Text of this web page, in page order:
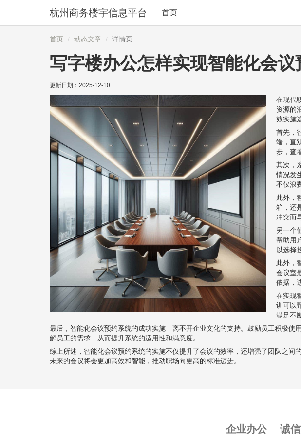
杭州商务楼宇信息平台 首页
首页 动态文章 详情页
写字楼办公怎样实现智能化会
更新日期： 2025-12-10
在现代
资源的
效实施
首先，
端，直
步，查
其次，
情况发
不仅浪
此外，
箱，还
冲突而
另一个
帮助用
以选择
此外，
会议室
依据，
在实现
训可以
满足不
最后，智能化会议预约系统的成功实施，离不开企业文化的支持。鼓励员工积极
解员工的需求，从而提升系统的适用性和满意度。
综上所述，智能化会议预约系统的实施不仅提升了会议的效率，还增强了团队之
未来的会议将会更加高效和智能，推动职场向更高的标准迈进。
企业办公 诚